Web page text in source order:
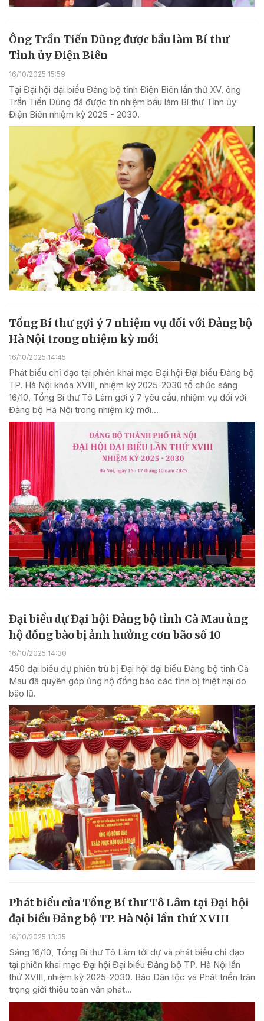
Ông Trần Tiến Dũng được bầu làm Bí thư
Tỉnh ủy Điện Biên
16/10/2025 15:59
Tại Đại hội đại biểu Đảng bộ tỉnh Điện Biên lần thứ XV, ông
Trần Tiến Dũng đã được tín nhiệm bầu làm Bí thư Tỉnh ủy
Điện Biên nhiệm kỳ 2025 - 2030.
Tổng Bí thư gợi ý 7 nhiệm vụ đối với Đảng bộ
Hà Nội trong nhiệm kỳ mới
16/10/2025 14:45
Phát biểu chỉ đạo tại phiên khai mạc Đại hội Đại biểu Đảng bộ
TP. Hà Nội khóa XVIII, nhiệm kỳ 2025-2030 tổ chức sáng
16/10, Tổng Bí thư Tô Lâm gợi ý 7 yêu cầu, nhiệm vụ đối với
Đảng bộ Hà Nội trong nhiệm kỳ mới...
Đại biểu dự Đại hội Đảng bộ tỉnh Cà Mau ủng
hộ đồng bào bị ảnh hưởng cơn bão số 10
16/10/2025 14:30
450 đại biểu dự phiên trù bị Đại hội đại biểu Đảng bộ tỉnh Cà
Mau đã quyên góp ủng hộ đồng bào các tỉnh bị thiệt hại do
bão lũ.
Phát biểu của Tổng Bí thư Tô Lâm tại Đại hội
đại biểu Đảng bộ TP. Hà Nội lần thứ XVIII
16/10/2025 13:35
Sáng 16/10, Tổng Bí thư Tô Lâm tới dự và phát biểu chỉ đạo
tại phiên khai mạc Đại hội Đại biểu Đảng bộ TP. Hà Nội lần
thứ XVIII, nhiệm kỳ 2025-2030. Báo Dân tộc và Phát triển trân
trọng giới thiệu toàn văn phát...